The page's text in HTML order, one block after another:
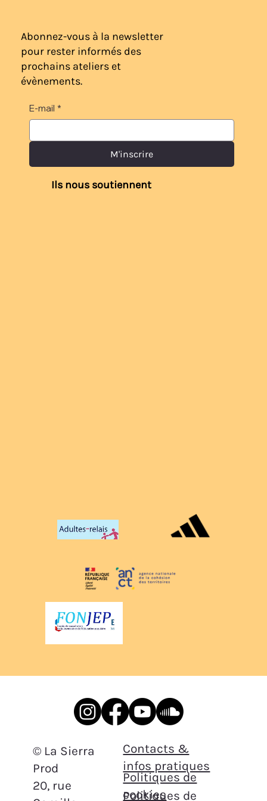
Sierra Game Club : Le jeu-vidéo Club
E-mail *
M'inscrire
Abonnez-vous à la newsletter
pour rester informés des
prochains ateliers et
évènements.
Ils nous soutiennent
© La Sierra
Prod
20, rue
Politiques de
Politiques de
cookies
Contacts &
infos pratiques